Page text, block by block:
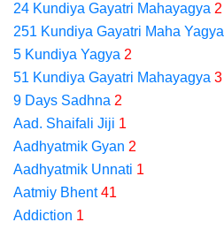
24 Kundiya Gayatri Mahayagya 2
251 Kundiya Gayatri Maha Yagya
5 Kundiya Yagya 2
51 Kundiya Gayatri Mahayagya 3
9 Days Sadhna 2
Aad. Shaifali Jiji 1
Aadhyatmik Gyan 2
Aadhyatmik Unnati 1
Aatmiy Bhent 41
Addiction 1